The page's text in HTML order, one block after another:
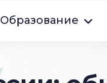
Образование